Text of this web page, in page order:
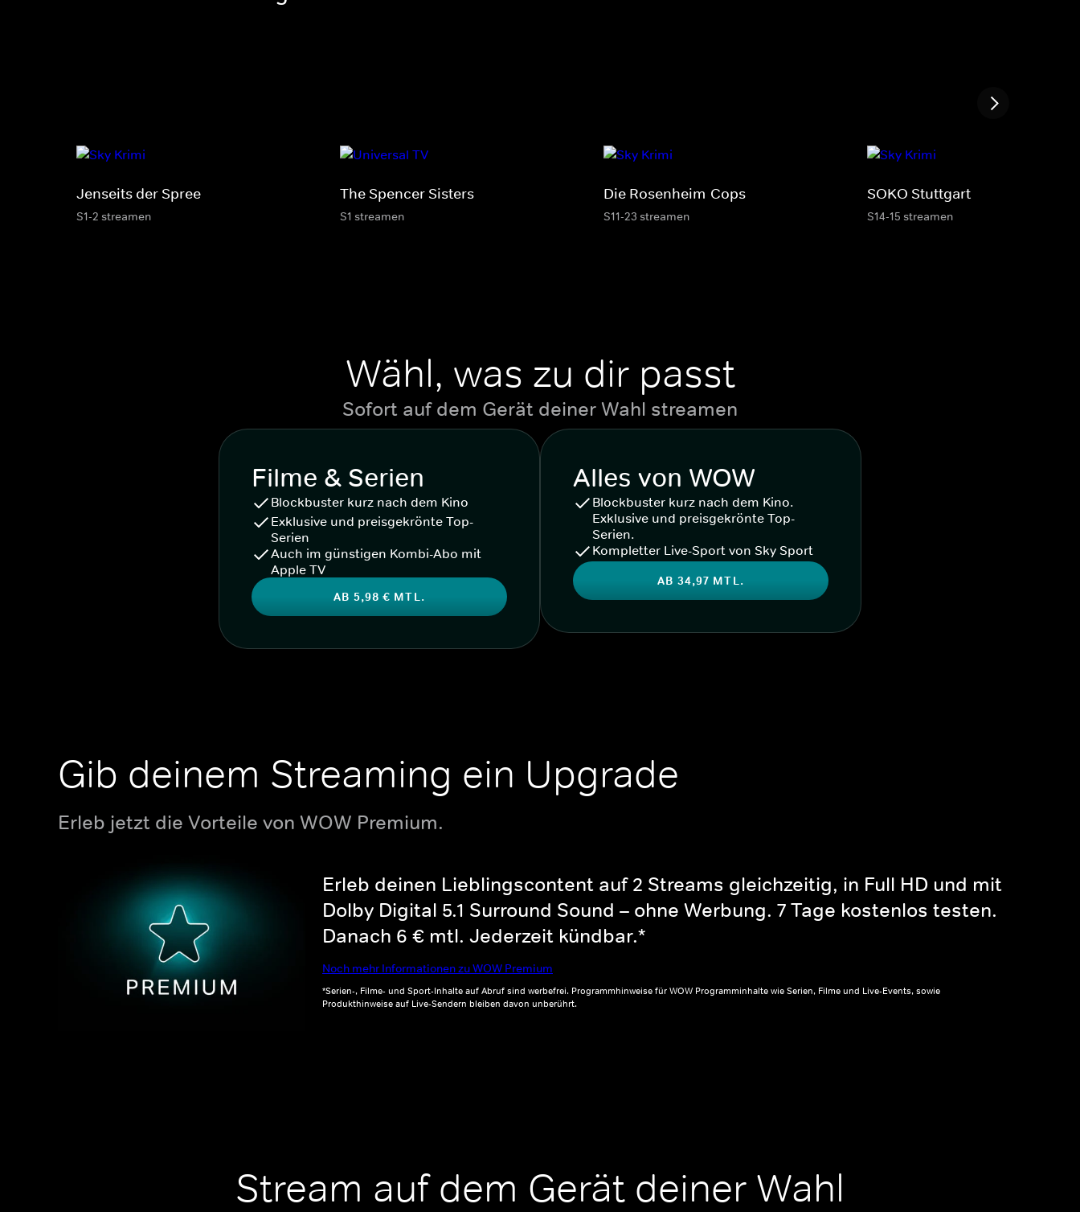
Jenseits der Spree
S1-2 streamen
The Spencer Sisters
S1 streamen
Die Rosenheim-Cops
S11-23 streamen
SOKO Stuttgart
S14-15 streamen
Wähl, was zu dir passt
Sofort auf dem Gerät deiner Wahl streamen
Filme & Serien
Blockbuster kurz nach dem Kino
Exklusive und preisgekrönte Top-
Serien
Auch im günstigen Kombi-Abo mit
Apple TV
AB 5,98 € MTL.
Alles von WOW
Blockbuster kurz nach dem Kino.
Exklusive und preisgekrönte Top-
Serien.
Kompletter Live-Sport von Sky Sport
AB 34,97 MTL.
Gib deinem Streaming ein Upgrade
Erleb jetzt die Vorteile von WOW Premium.
Erleb deinen Lieblingscontent auf 2 Streams gleichzeitig, in Full HD und mit
Dolby Digital 5.1 Surround Sound – ohne Werbung. 7 Tage kostenlos testen.
Danach 6 € mtl. Jederzeit kündbar.*
Noch mehr Informationen zu WOW Premium
*Serien-, Filme- und Sport-Inhalte auf Abruf sind werbefrei. Programmhinweise für WOW Programminhalte wie Serien, Filme und Live-Events, sowie
Produkthinweise auf Live-Sendern bleiben davon unberührt.
Stream auf dem Gerät deiner Wahl